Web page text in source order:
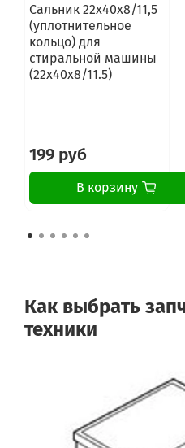
Сальник 22x40x8/11,5
(уплотнительное
кольцо) для
стиральной машины
(22x40x8/11.5)
199 руб
В корзину
Как выбрать
техники